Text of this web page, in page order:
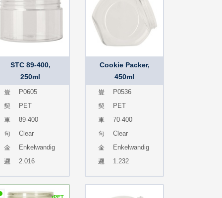
STC 89-400,
250ml
P0605
PET
89-400
Clear
Enkelwandig
2.016
Cookie Packer,
450ml
P0536
PET
70-400
Clear
Enkelwandig
1.232